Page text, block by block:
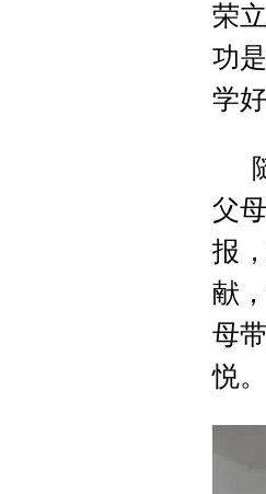
荣
功
学
父
报
献
母
悦。